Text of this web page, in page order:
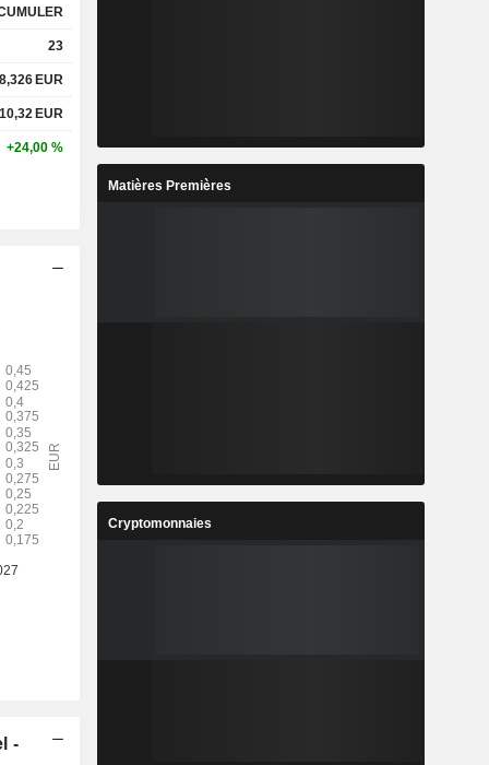
23
8,326 EUR
10,32 EUR
+24,00 %
-
Matières Premières
Cryptomonnaies